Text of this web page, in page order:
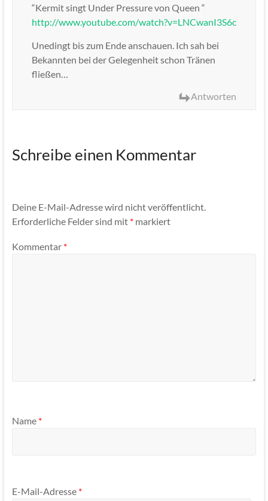
“Kermit singt Under Pressure von Queen “
http://www.youtube.com/watch?v=LNCwanI3S6c
Unedingt bis zum Ende anschauen. Ich sah bei
Bekannten bei der Gelegenheit schon Tränen
fließen…
Antworten
Schreibe einen Kommentar
Deine E-Mail-Adresse wird nicht veröffentlicht.
Erforderliche Felder sind mit *markiert
Kommentar *
Name *
E-Mail-Adresse *